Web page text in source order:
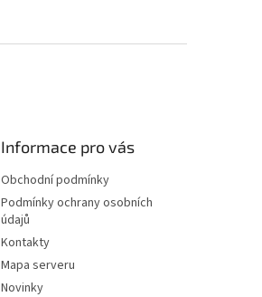
Informace pro vás
Obchodní podmínky
Podmínky ochrany osobních
údajů
Kontakty
Mapa serveru
Novinky